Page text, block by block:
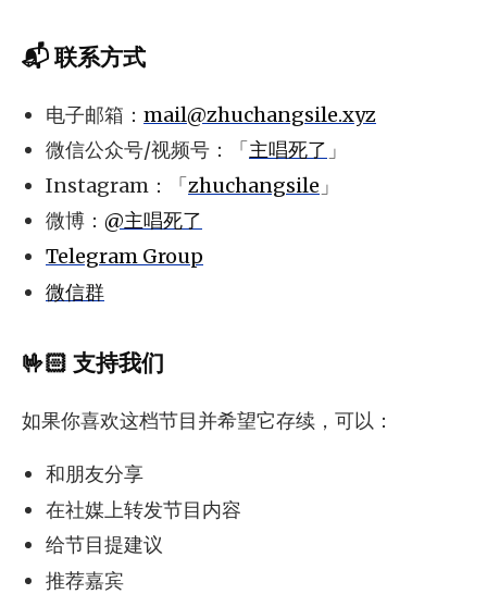
📬 联系方式
电子邮箱： mail@zhuchangsile.xyz
微信公众号/视频号：「主唱死了 」
Instagram：「zhuchangsile 」
微博： @主唱死了
Telegram Group
微信群
🤟🏻 支持我们
如果你喜欢这档节目并希望它存续，可以：
和朋友分享
在社媒上转发节目内容
给节目提建议
推荐嘉宾